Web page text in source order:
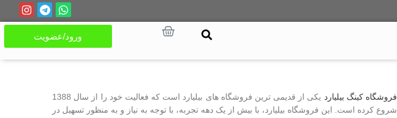
ورود/عضویت
فروشگاه کینگ بیلیارد
یکی از قدیمی ترین فروشگاه های بیلیارد است که فعالیت خود را از سال 1388
شروع کرده است. این فروشگاه بیلیارد، با بیش از یک دهه تجربه، با توجه به نیاز و به منظور تسهیل در